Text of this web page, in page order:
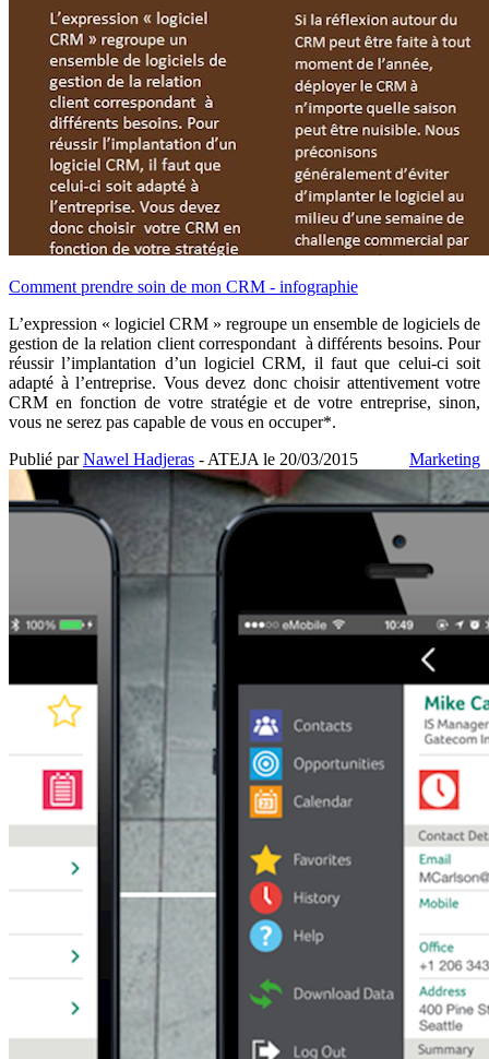
Comment prendre soin de mon CRM - infographie
L’expression « logiciel CRM » regroupe un ensemble de logiciels de
gestion de la relation client correspondant à différents besoins. Pour
réussir l’implantation d’un logiciel CRM, il faut que celui-ci soit
adapté à l’entreprise. Vous devez donc choisir attentivement votre
CRM en fonction de votre stratégie et de votre entreprise, sinon,
vous ne serez pas capable de vous en occuper*.
Marketing
Publié parNawel Hadjeras - ATEJA le 20/03/2015